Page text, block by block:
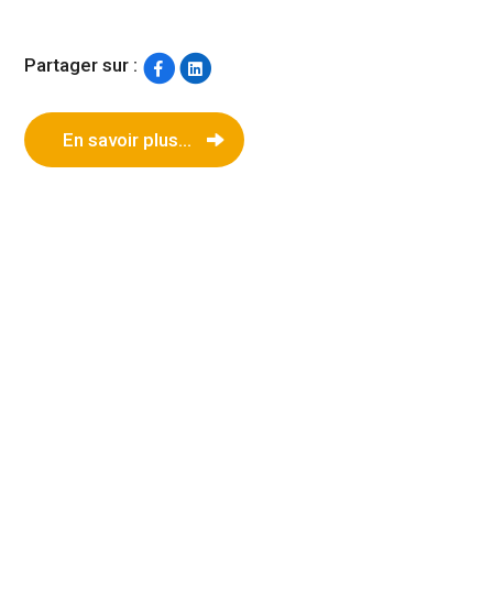
Partager sur :
En savoir plus...